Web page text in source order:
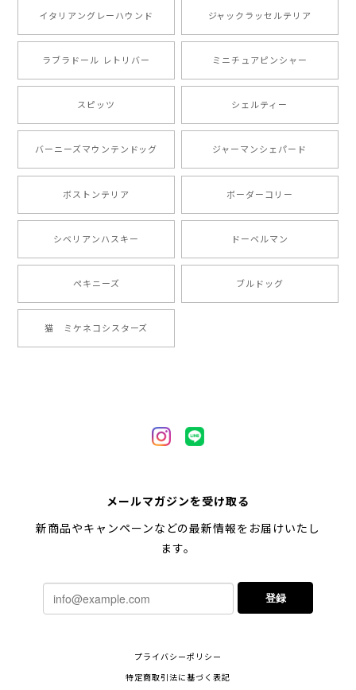
愛い商品が届きました！大満足です♪
【 自然に囲まれた ポメラニアン 】マグカップ 犬 ペット うちの子 犬グッズ ギフト プレゼント 母の日
りまして、元気な時の顔がそっくりだったので、注文し
ました。ありがとうございました。
2024/05/22
2024/05/04
2024/05/04
【 柴犬 毛色3色】マグカップ お家用 プレゼント コーギーブラザーズ 犬 うちの子
2024/02/10
した！とても早い対応でありがとうございました。 プ
レゼント用だったけど自分用にも買いたいと思います。
イタリアングレーハウンド ジャックラッセルテリア
ラブラドール レトリバー ミニチュアピンシャー
スピッツ シェルティー
バーニーズマウンテンドッグ ジャーマンシェパード
ボストンテリア ボーダーコリー
シベリアンハスキー ドーベルマン
ペキニーズ ブルドッグ
猫 ミケネコシスターズ
メールマガジンを受け取る
新商品やキャンペーンなどの最新情報をお届けいたし
ます。
登録
プライバシーポリシー
特定商取引法に基づく表記